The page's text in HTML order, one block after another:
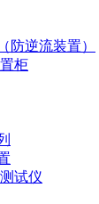
防逆流装置）
柜
试仪